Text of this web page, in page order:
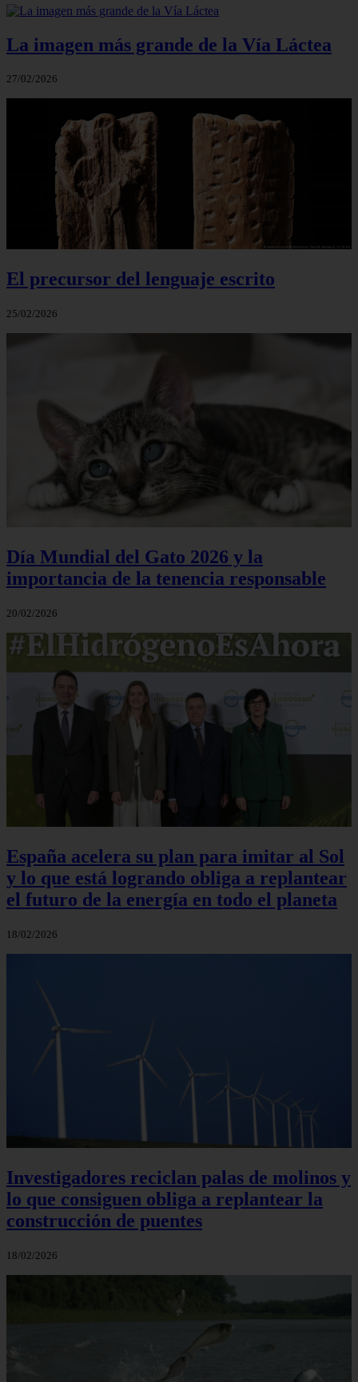
La imagen más grande de la Vía Láctea
27/02/2026
El precursor del lenguaje escrito
25/02/2026
Día Mundial del Gato 2026 y la
importancia de la tenencia responsable
20/02/2026
España acelera su plan para imitar al Sol
y lo que está logrando obliga a replantear
el futuro de la energía en todo el planeta
18/02/2026
Investigadores reciclan palas de molinos y
lo que consiguen obliga a replantear la
construcción de puentes
18/02/2026